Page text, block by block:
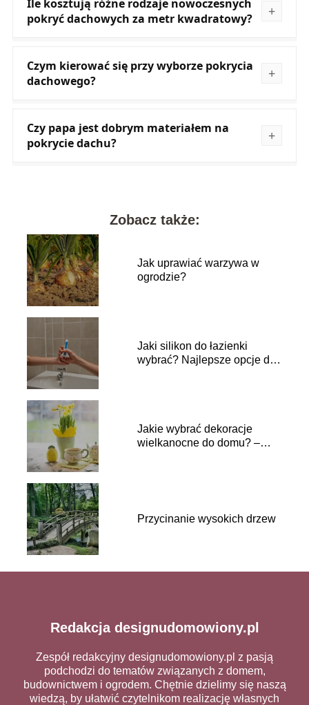
Ile kosztują różne rodzaje nowoczesnych
pokryć dachowych za metr kwadratowy?
Czym kierować się przy wyborze pokrycia
dachowego?
Czy papa jest dobrym materiałem na
pokrycie dachu?
Zobacz także:
Jak uprawiać warzywa w
ogrodzie?
Jaki silikon do łazienki
wybrać? Najlepsze opcje do
Jakie wybrać dekoracje
wielkanocne do domu? –
Przycinanie wysokich drzew
Redakcja designudomowiony.pl
Zespół redakcyjny designudomowiony.pl z pasją
podchodzi do tematów związanych z domem,
budownictwem i ogrodem. Chętnie dzielimy się naszą
wiedzą, by ułatwić czytelnikom realizację własnych